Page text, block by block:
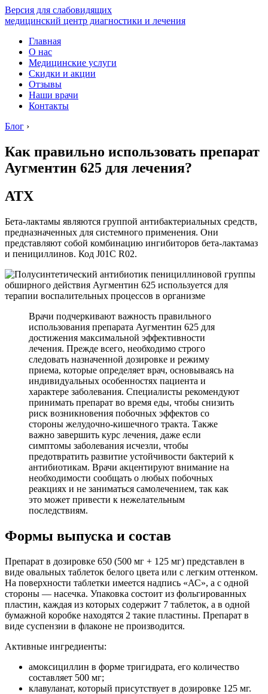
Версия для слабовидящих
медицинский центр диагностики и лечения
Главная
О нас
Медицинские услуги
Скидки и акции
Отзывы
Наши врачи
Контакты
Блог ›
Как правильно использовать препарат
Аугментин 625 для лечения?
АТХ
Бета-лактамы являются группой антибактериальных средств,
предназначенных для системного применения. Они
представляют собой комбинацию ингибиторов бета-лактамаз
и пенициллинов. Код J01C R02.
Врачи подчеркивают важность правильного
использования препарата Аугментин 625 для
достижения максимальной эффективности
лечения. Прежде всего, необходимо строго
следовать назначенной дозировке и режиму
приема, которые определяет врач, основываясь на
индивидуальных особенностях пациента и
характере заболевания. Специалисты рекомендуют
принимать препарат во время еды, чтобы снизить
риск возникновения побочных эффектов со
стороны желудочно-кишечного тракта. Также
важно завершить курс лечения, даже если
симптомы заболевания исчезли, чтобы
предотвратить развитие устойчивости бактерий к
антибиотикам. Врачи акцентируют внимание на
необходимости сообщать о любых побочных
реакциях и не заниматься самолечением, так как
это может привести к нежелательным
последствиям.
Формы выпуска и состав
Препарат в дозировке 650 (500 мг + 125 мг) представлен в
виде овальных таблеток белого цвета или с легким оттенком.
На поверхности таблетки имеется надпись «АС», а с одной
стороны — насечка. Упаковка состоит из фольгированных
пластин, каждая из которых содержит 7 таблеток, а в одной
бумажной коробке находятся 2 такие пластины. Препарат в
виде суспензии в флаконе не производится.
Активные ингредиенты:
амоксициллин в форме тригидрата, его количество
составляет 500 мг;
клавуланат, который присутствует в дозировке 125 мг.